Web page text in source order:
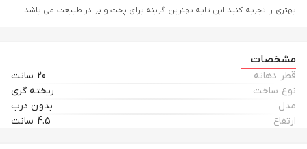
بهتری را تجربه کنید.این تابه بهترین گزینه برای پخت و پز در طبیعت می باشد
مشخصات
قطر دهانه
20 سانت
نوع ساخت
ریخته گری
مدل
بدون درب
ارتفاع
4.5 سانت